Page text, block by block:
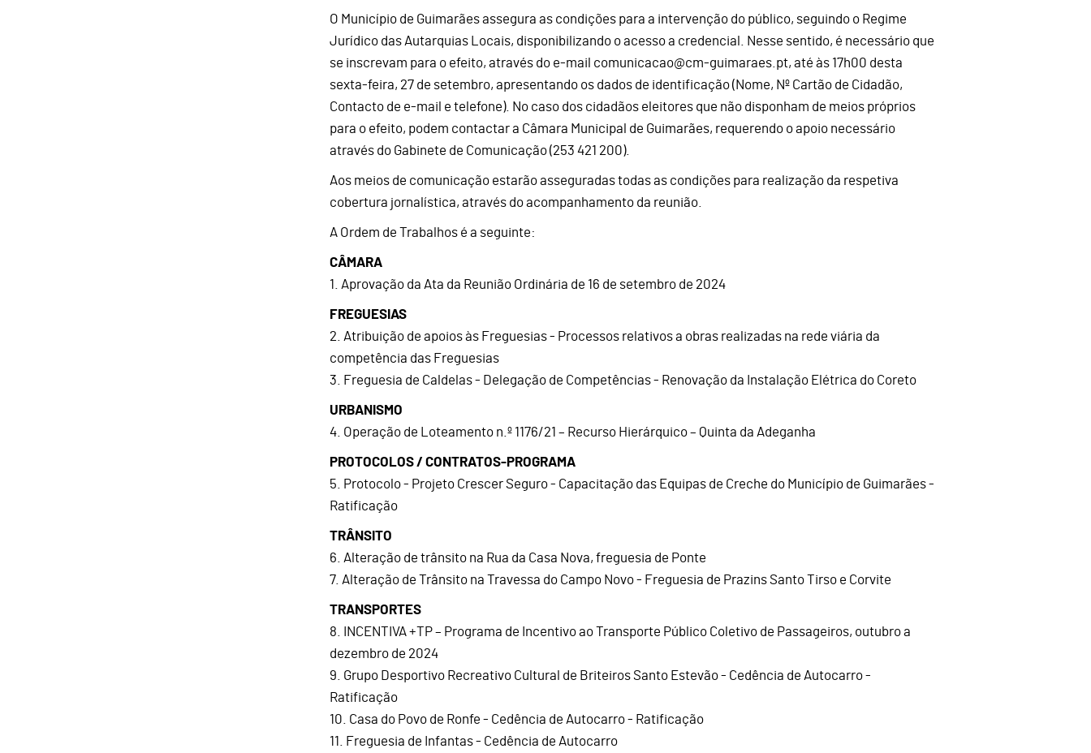
O Município de Guimarães assegura as condições para a intervenção do público, seguindo o Regime
Jurídico das Autarquias Locais, disponibilizando o acesso a credencial. Nesse sentido, é necessário que
se inscrevam para o efeito, através do e-mail comunicacao@cm-guimaraes.pt, até às 17h00 desta
sexta-feira, 27 de setembro, apresentando os dados de identificação (Nome, Nº Cartão de Cidadão,
Contacto de e-mail e telefone). No caso dos cidadãos eleitores que não disponham de meios próprios
para o efeito, podem contactar a Câmara Municipal de Guimarães, requerendo o apoio necessário
através do Gabinete de Comunicação (253 421 200).
Aos meios de comunicação estarão asseguradas todas as condições para realização da respetiva
cobertura jornalística, através do acompanhamento da reunião.
A Ordem de Trabalhos é a seguinte:
CÂMARA
1. Aprovação da Ata da Reunião Ordinária de 16 de setembro de 2024
FREGUESIAS
2. Atribuição de apoios às Freguesias - Processos relativos a obras realizadas na rede viária da
competência das Freguesias
3. Freguesia de Caldelas - Delegação de Competências - Renovação da Instalação Elétrica do Coreto
URBANISMO
4. Operação de Loteamento n.º 1176/21 – Recurso Hierárquico – Quinta da Adeganha
PROTOCOLOS / CONTRATOS-PROGRAMA
5. Protocolo - Projeto Crescer Seguro - Capacitação das Equipas de Creche do Município de Guimarães -
Ratificação
TRÂNSITO
6. Alteração de trânsito na Rua da Casa Nova, freguesia de Ponte
7. Alteração de Trânsito na Travessa do Campo Novo - Freguesia de Prazins Santo Tirso e Corvite
TRANSPORTES
8. INCENTIVA +TP – Programa de Incentivo ao Transporte Público Coletivo de Passageiros, outubro a
dezembro de 2024
9. Grupo Desportivo Recreativo Cultural de Briteiros Santo Estevão - Cedência de Autocarro -
Ratificação
10. Casa do Povo de Ronfe - Cedência de Autocarro - Ratificação
11. Freguesia de Infantas - Cedência de Autocarro